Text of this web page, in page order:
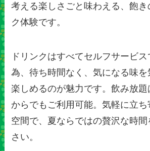
考える楽しさごと味わえる、飽
ク体験です。
ドリンクはすべてセルフサービ
為、待ち時間なく、気になる味を
楽しめるのが魅力です。飲み放題
からでもご利用可能。気軽に立
空間で、夏ならではの贅沢な時
さい。